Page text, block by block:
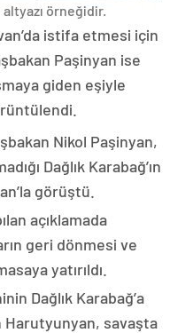
altyazı örneğidir.
istifa etmesi için
Paşinyan ise
giden eşiyle
Nikol Paşinyan,
Dağlık Karabağ’ın
görüştü.
açıklamada
geri dönmesi ve
yatırıldı.
Dağlık Karabağ’a
savaşta